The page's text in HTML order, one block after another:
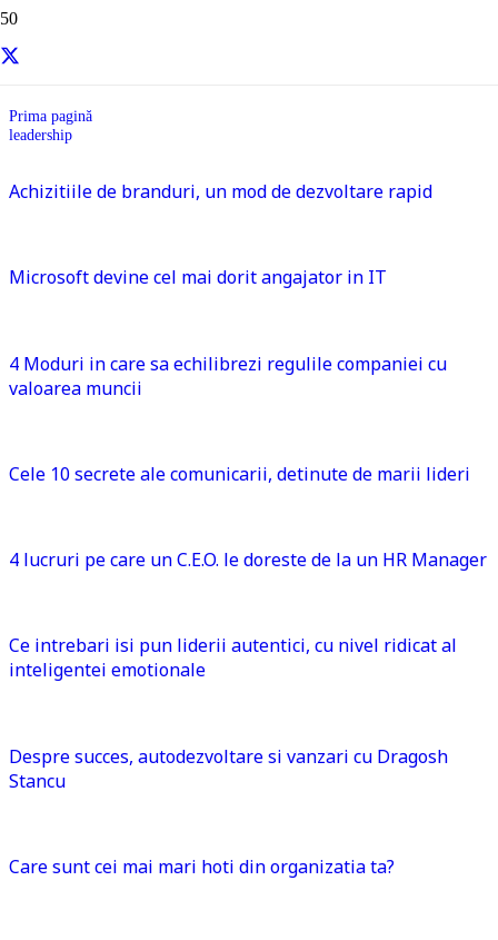
leadership
Prima pagină
leadership
Achizitiile de branduri, un mod de dezvoltare rapid
Microsoft devine cel mai dorit angajator in IT
4 Moduri in care sa echilibrezi regulile companiei cu
valoarea muncii
Cele 10 secrete ale comunicarii, detinute de marii lideri
4 lucruri pe care un C.E.O. le doreste de la un HR Manager
Ce intrebari isi pun liderii autentici, cu nivel ridicat al
inteligentei emotionale
Despre succes, autodezvoltare si vanzari cu Dragosh
Stancu
Care sunt cei mai mari hoti din organizatia ta?